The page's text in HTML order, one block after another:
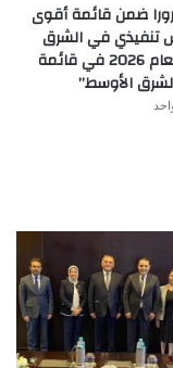
ضمن قائمة أقوى
تنفيذي في الشرق
الأوسط لعام 2026 في قائمة
الأوسط”